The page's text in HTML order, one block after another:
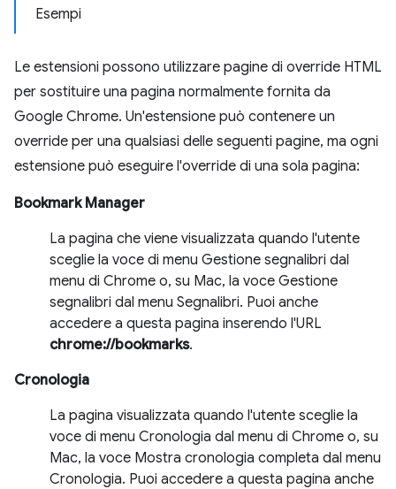
Esempi
Le estensioni possono utilizzare pagine di override HTML
per sostituire una pagina normalmente fornita da
Google Chrome. Un'estensione può contenere un
override per una qualsiasi delle seguenti pagine, ma ogni
estensione può eseguire l'override di una sola pagina:
Bookmark Manager
La pagina che viene visualizzata quando l'utente
sceglie la voce di menu Gestione segnalibri dal
menu di Chrome o, su Mac, la voce Gestione
segnalibri dal menu Segnalibri. Puoi anche
accedere a questa pagina inserendo l'URL
chrome://bookmarks.
Cronologia
La pagina visualizzata quando l'utente sceglie la
voce di menu Cronologia dal menu di Chrome o, su
Mac, la voce Mostra cronologia completa dal menu
Cronologia. Puoi accedere a questa pagina anche